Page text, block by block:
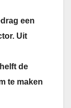
een
Uit
de
te maken